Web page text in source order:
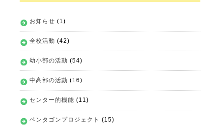
お知らせ (1)
全校活動 (42)
幼小部の活動 (54)
中高部の活動 (16)
センター的機能 (11)
ペンタゴンプロジェクト (15)